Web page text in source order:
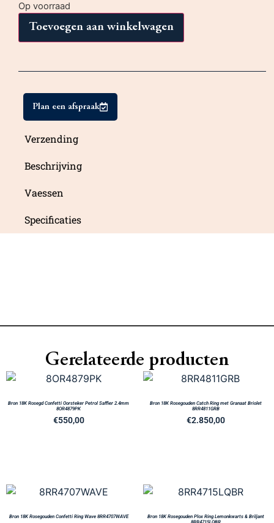
Op voorraad
Toevoegen aan winkelwagen
Plan een afspraak
Verzending
Beschrijving
Vaessen
Specificaties
Gerelateerde producten
Bron 18K Rosegd Confetti Oorsteker Petrol Saffier 2.4mm
8OR4879PK
€550,00
Bron 18K Rosegouden Catch Ring met Granaat Briolet
8RR4811GRB
€2.850,00
Bron 18K Rosegouden Confetti Ring Wave 8RR4707WAVE
Bron 18K Rosegouden Plox Ring Lemonkwarts & Briljant